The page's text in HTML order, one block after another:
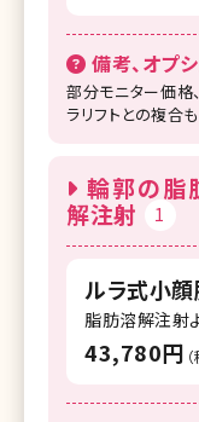
備考、オプ
部分モニター価格
ラリフトとの複合
輪郭の脂
解注射
1
ルラ式小
脂肪溶解注射
43,780円